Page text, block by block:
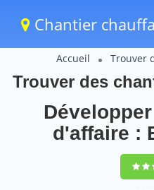
Chantier
Accueil Trouver
Trouver des
d'affaire :